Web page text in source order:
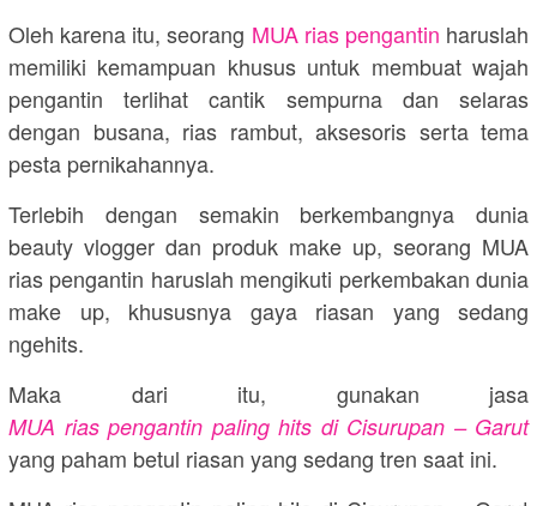
Oleh karena itu, seorang MUA rias pengantin haruslah
memiliki kemampuan khusus untuk membuat wajah
pengantin terlihat cantik sempurna dan selaras
dengan busana, rias rambut, aksesoris serta tema
pesta pernikahannya.
Terlebih dengan semakin berkembangnya dunia
beauty vlogger dan produk make up, seorang MUA
rias pengantin haruslah mengikuti perkembakan dunia
make up, khususnya gaya riasan yang sedang
ngehits.
Maka dari itu, gunakan jasa
MUA rias pengantin paling hits di Cisurupan – Garut
yang paham betul riasan yang sedang tren saat ini.